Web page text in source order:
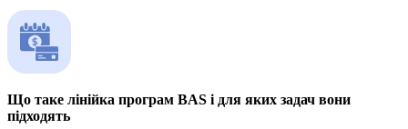
Що таке лінійка програм BAS і для яких задач вони
підходять